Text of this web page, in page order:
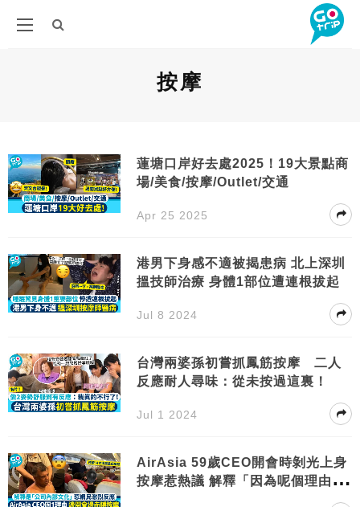
按摩
蓮塘口岸好去處2025！19大景點商
場/美食/按摩/Outlet/交通
Apr 25 2025
港男下身感不適被揭患病 北上深圳
搵技師治療 身體1部位遭連根拔起
Jul 8 2024
台灣兩婆孫初嘗抓鳳筋按摩 二人
反應耐人尋味：從未按過這裏！
Jul 1 2024
AirAsia 59歲CEO開會時剝光上身
按摩惹熱議 解釋「因為呢個理由」